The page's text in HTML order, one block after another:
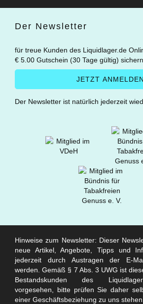
Der Newsletter
für treue Kunden des Liquidlager.de
€ 5.00 Gutschein (30 Tage gültig)
Der Newsletter ist natürlich jederzeit
Hinweise zum Newsletter: Dieser
neue Artikel, Angebote, Tipps und
jederzeit durch Austragen der E-
werden. Gemäß § 7 Abs. 3 UWG ist
Bestandskunden des
vorgesehen, bitte prüfen Sie daher
einer Geschäftsbeziehung zu uns stehen.